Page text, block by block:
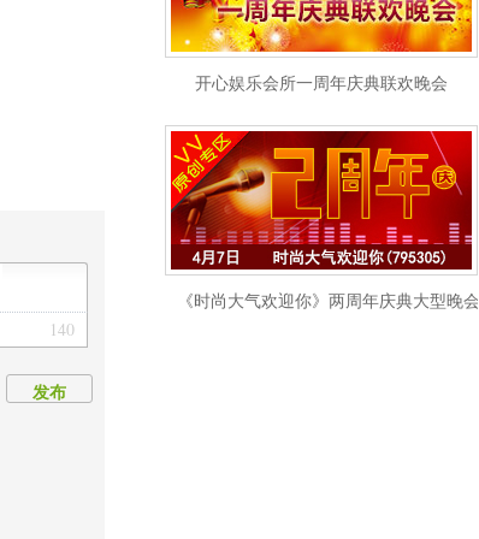
140
发布
开心娱乐会所一周年庆典联欢晚会
《时尚大气欢迎你》两周年庆典大型晚会